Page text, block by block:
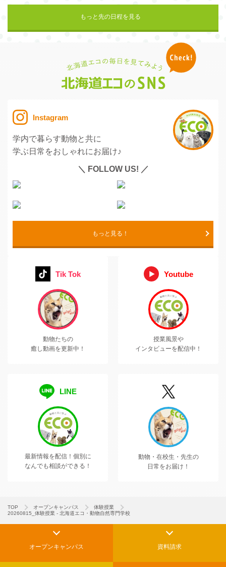
もっと先の日程を見る
Instagram
学内で暮らす動物と共に
学ぶ日常をおしゃれにお届け♪
＼ FOLLOW US! ／
もっと見る！
Tik Tok
動物たちの
癒し動画を更新中！
Youtube
授業風景や
インタビューを配信中！
LINE
最新情報を配信！ 個別に
なんでも相談ができる！
動物・在校生・先生の
日常をお届け！
TOP オープンキャンパス
体験授業
20260815_体験授業 - 北海道エコ・動物自然専門学校
オープンキャンパス 資料請求